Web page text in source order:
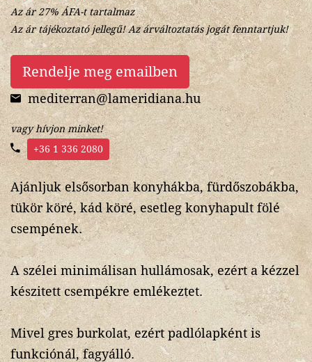
Az ár 27% ÁFA-t tartalmaz
Az ár tájékoztató jellegű! Az árváltoztatás jogát fenntartjuk!
Rendelje meg emailben
mediterran@lameridiana.hu
vagy hívjon minket!
+36 1 336 2080
Ajánljuk elsősorban konyhákba, fürdőszobákba,
tükör köré, kád köré, esetleg konyhapult fölé
csempének.
A szélei minimálisan hullámosak, ezért a kézzel
készitett csempékre emlékeztet.
Mivel gres burkolat, ezért padlólapként is
funkciónál, fagyálló.